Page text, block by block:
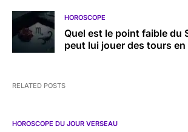
HOROSCOPE
Quel est le point faible du
peut lui jouer des tours en
RELATED POSTS
HOROSCOPE DU JOUR VERSEAU